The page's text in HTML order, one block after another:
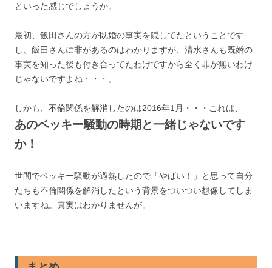
といった感じでしょうか。
最初、飯田さんの方が既婚の事実を隠してたということです
し、飯田さんに非があるのはわかりますが、清水さんも既婚の
事実を知った後も付き合ってたわけですから全く非が無いわけ
じゃないですよね・・・。
しかも、不倫関係を解消したのは2016年1月・・・これは、
あのベッキー騒動の時期と一緒じゃないです
か！
世間でベッキー騒動が過熱したので「やばい！」と思って自分
たちも不倫関係を解消したという背景をついつい想像してしま
いますね。真実はわかりませんが。